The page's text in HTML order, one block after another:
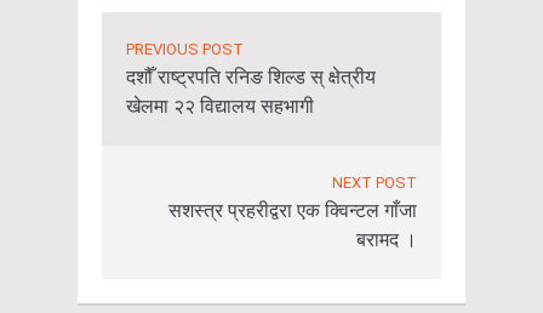
PREVIOUS POST
दशौँ राष्ट्रपति रनिङ शिल्ड स् क्षेत्रीय
खेलमा २२ विद्यालय सहभागी
NEXT POST
सशस्त्र प्रहरीद्वरा एक क्विन्टल गाँजा
बरामद ।